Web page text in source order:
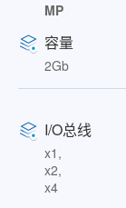
MP
容量
2Gb
I/O总线
x1,
x2,
x4